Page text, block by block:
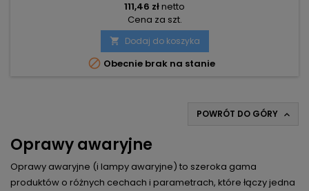
111,46 złnetto
Cena za szt.
 Dodaj do koszyka
 Obecnie brak na stanie
POWRÓT DO GÓRY 
Oprawy awaryjne
Oprawy awaryjne (i lampy awaryjne) to szeroka gama
produktów o różnych cechach i parametrach, które łączy jedna